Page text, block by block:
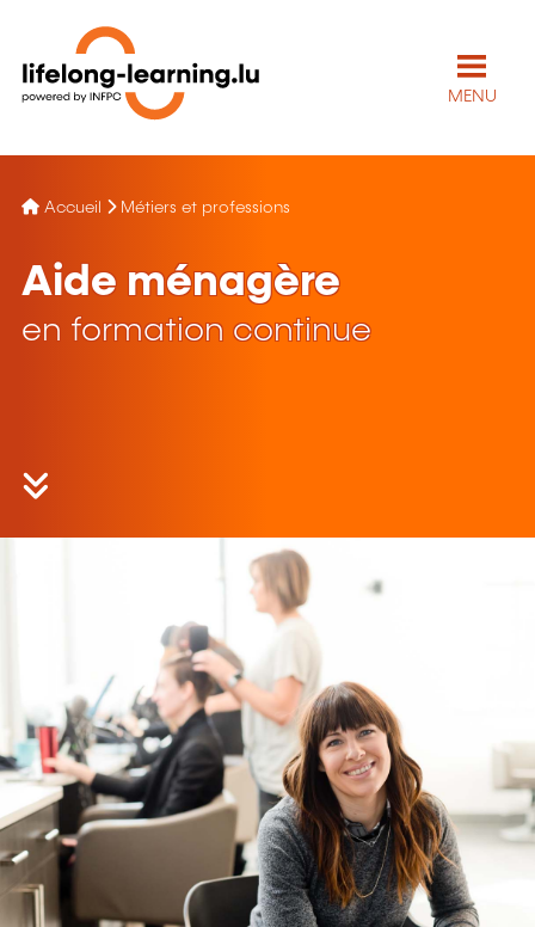
MENU
Accueil Métiers et professions
Aide ménagère
en formation continue